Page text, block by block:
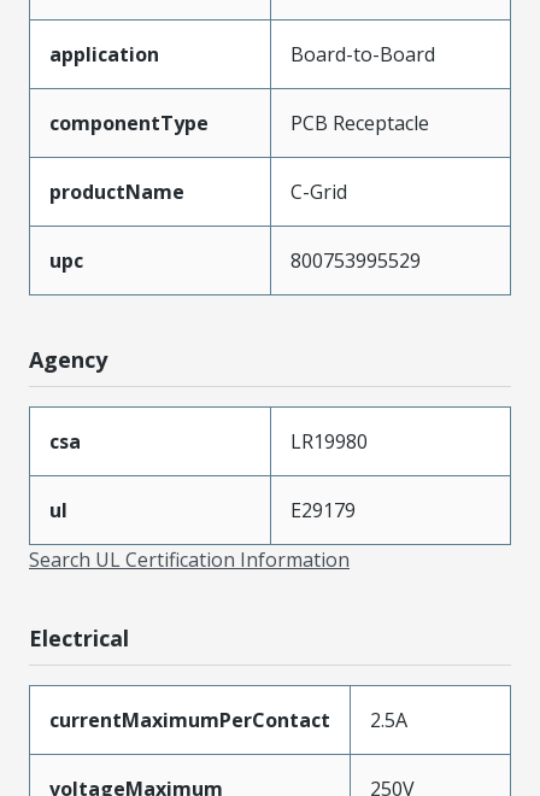
application Board-to-Board
componentType PCB Receptacle
productName C-Grid
upc 800753995529
Agency
csa LR19980
ul
E29179
Search UL Certification Information
Electrical
currentMaximumPerContact 2.5A
voltageMaximum 250V